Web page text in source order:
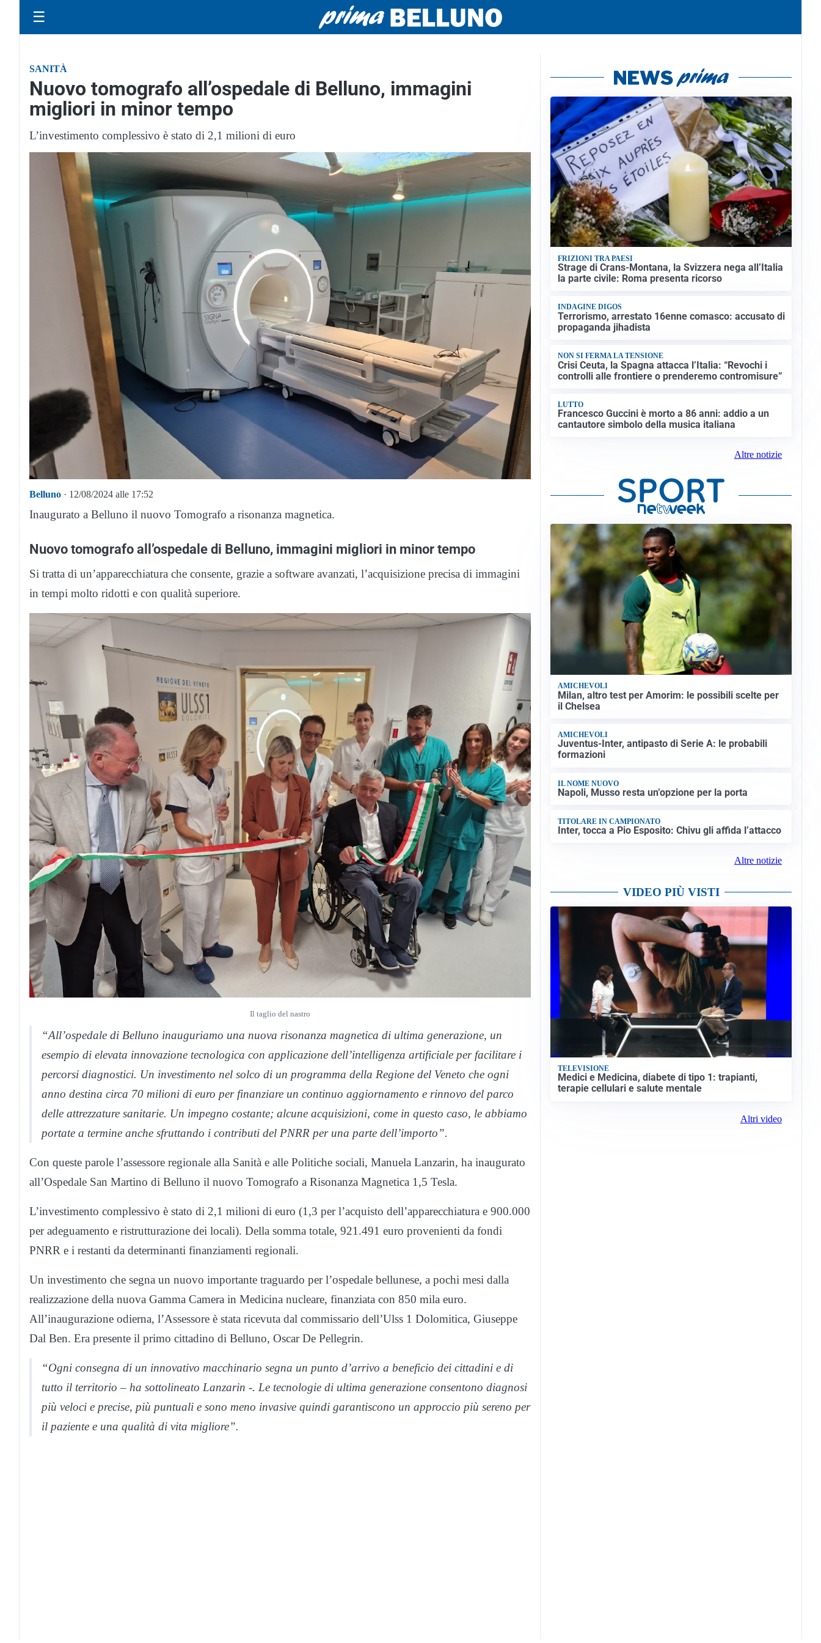
☰
SANITÀ
Nuovo tomografo all’ospedale di Belluno, immagini
migliori in minor tempo
L’investimento complessivo è stato di 2,1 milioni di euro
Belluno · 12/08/2024 alle 17:52
Inaugurato a Belluno il nuovo Tomografo a risonanza magnetica.
Nuovo tomografo all’ospedale di Belluno, immagini migliori in minor tempo
Si tratta di un’apparecchiatura che consente, grazie a software avanzati, l’acquisizione precisa di immagini
in tempi molto ridotti e con qualità superiore.
Il taglio del nastro
“All’ospedale di Belluno inauguriamo una nuova risonanza magnetica di ultima generazione, un
esempio di elevata innovazione tecnologica con applicazione dell’intelligenza artificiale per facilitare i
percorsi diagnostici. Un investimento nel solco di un programma della Regione del Veneto che ogni
anno destina circa 70 milioni di euro per finanziare un continuo aggiornamento e rinnovo del parco
delle attrezzature sanitarie. Un impegno costante; alcune acquisizioni, come in questo caso, le abbiamo
portate a termine anche sfruttando i contributi del PNRR per una parte dell’importo”.
Con queste parole l’assessore regionale alla Sanità e alle Politiche sociali, Manuela Lanzarin, ha inaugurato
all’Ospedale San Martino di Belluno il nuovo Tomografo a Risonanza Magnetica 1,5 Tesla.
L’investimento complessivo è stato di 2,1 milioni di euro (1,3 per l’acquisto dell’apparecchiatura e 900.000
per adeguamento e ristrutturazione dei locali). Della somma totale, 921.491 euro provenienti da fondi
PNRR e i restanti da determinanti finanziamenti regionali.
Un investimento che segna un nuovo importante traguardo per l’ospedale bellunese, a pochi mesi dalla
realizzazione della nuova Gamma Camera in Medicina nucleare, finanziata con 850 mila euro.
All’inaugurazione odierna, l’Assessore è stata ricevuta dal commissario dell’Ulss 1 Dolomitica, Giuseppe
Dal Ben. Era presente il primo cittadino di Belluno, Oscar De Pellegrin.
“Ogni consegna di un innovativo macchinario segna un punto d’arrivo a beneficio dei cittadini e di
tutto il territorio – ha sottolineato Lanzarin -. Le tecnologie di ultima generazione consentono diagnosi
più veloci e precise, più puntuali e sono meno invasive quindi garantiscono un approccio più sereno per
il paziente e una qualità di vita migliore”.
FRIZIONI TRA PAESI
Strage di Crans-Montana, la Svizzera nega all’Italia
la parte civile: Roma presenta ricorso
INDAGINE DIGOS
Terrorismo, arrestato 16enne comasco: accusato di
propaganda jihadista
NON SI FERMA LA TENSIONE
Crisi Ceuta, la Spagna attacca l’Italia: “Revochi i
controlli alle frontiere o prenderemo contromisure”
LUTTO
Francesco Guccini è morto a 86 anni: addio a un
cantautore simbolo della musica italiana
Altre notizie
AMICHEVOLI
Milan, altro test per Amorim: le possibili scelte per
il Chelsea
AMICHEVOLI
Juventus-Inter, antipasto di Serie A: le probabili
formazioni
IL NOME NUOVO
Napoli, Musso resta un’opzione per la porta
TITOLARE IN CAMPIONATO
Inter, tocca a Pio Esposito: Chivu gli affida l’attacco
Altre notizie
VIDEO PIÙ VISTI
TELEVISIONE
Medici e Medicina, diabete di tipo 1: trapianti,
terapie cellulari e salute mentale
Altri video